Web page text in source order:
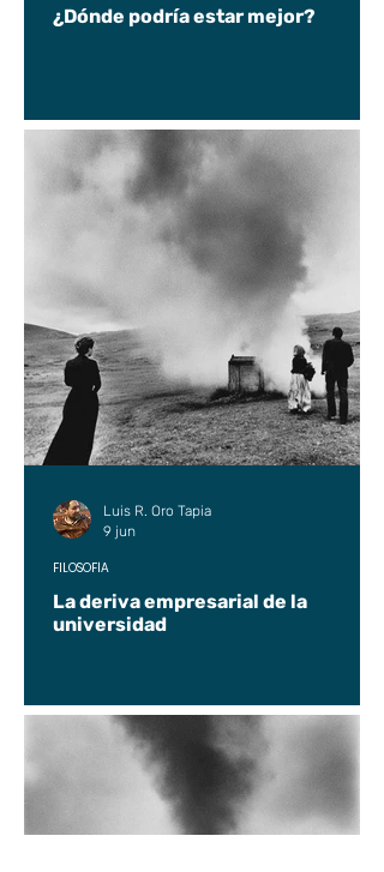
¿Dónde podría estar mejor?
La deriva empresarial de la
universidad
FILOSOFÍA
Luis R. Oro Tapia
9 jun